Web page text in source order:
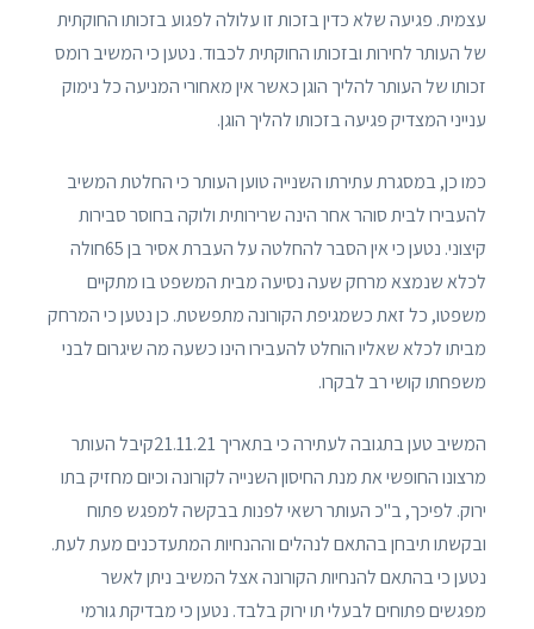
עצמית. פגיעה שלא כדין בזכות זו עלולה לפגוע בזכותו החוקתית
של העותר לחירות ובזכותו החוקתית לכבוד. נטען כי המשיב רומס
זכותו של העותר להליך הוגן כאשר אין מאחורי המניעה כל נימוק
ענייני המצדיק פגיעה בזכותו להליך הוגן.
כמו כן, במסגרת עתירתו השנייה טוען העותר כי החלטת המשיב
להעבירו לבית סוהר אחר הינה שרירותית ולוקה בחוסר סבירות
קיצוני. נטען כי אין הסבר להחלטה על העברת אסיר בן 65חולה
לכלא שנמצא מרחק שעה נסיעה מבית המשפט בו מתקיים
משפטו, כל זאת כשמגיפת הקורונה מתפשטת. כן נטען כי המרחק
מביתו לכלא שאליו הוחלט להעבירו הינו כשעה מה שיגרום לבני
משפחתו קושי רב לבקרו.
המשיב טען בתגובה לעתירה כי בתאריך 21.11.21קיבל העותר
מרצונו החופשי את מנת החיסון השנייה לקורונה וכיום מחזיק בתו
ירוק. לפיכך, ב"כ העותר רשאי לפנות בבקשה למפגש פתוח
ובקשתו תיבחן בהתאם לנהלים וההנחיות המתעדכנים מעת לעת.
נטען כי בהתאם להנחיות הקורונה אצל המשיב ניתן לאשר
מפגשים פתוחים לבעלי תו ירוק בלבד. נטען כי מבדיקת גורמי